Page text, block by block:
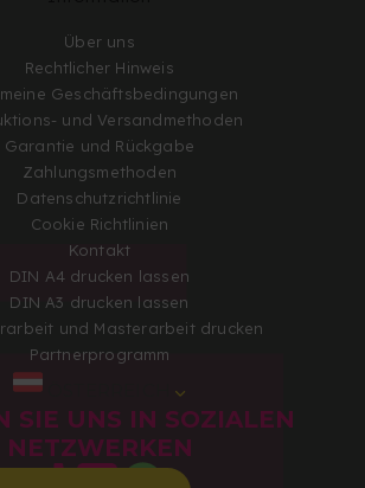
Über uns
Rechtlicher Hinweis
Geschäftsbedingungen
und Versandmethoden
Garantie und Rückgabe
Zahlungsmethoden
Datenschutzrichtlinie
Cookie Richtlinien
Kontakt
DIN A4 drucken lassen
DIN A3 drucken lassen
und Masterarbeit drucken
Partnerprogramm
SIE UNS IN SOZIALEN
NETZWERKEN